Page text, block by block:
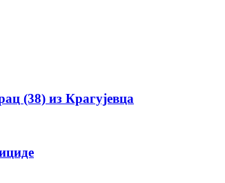
(38) из Крагујевца